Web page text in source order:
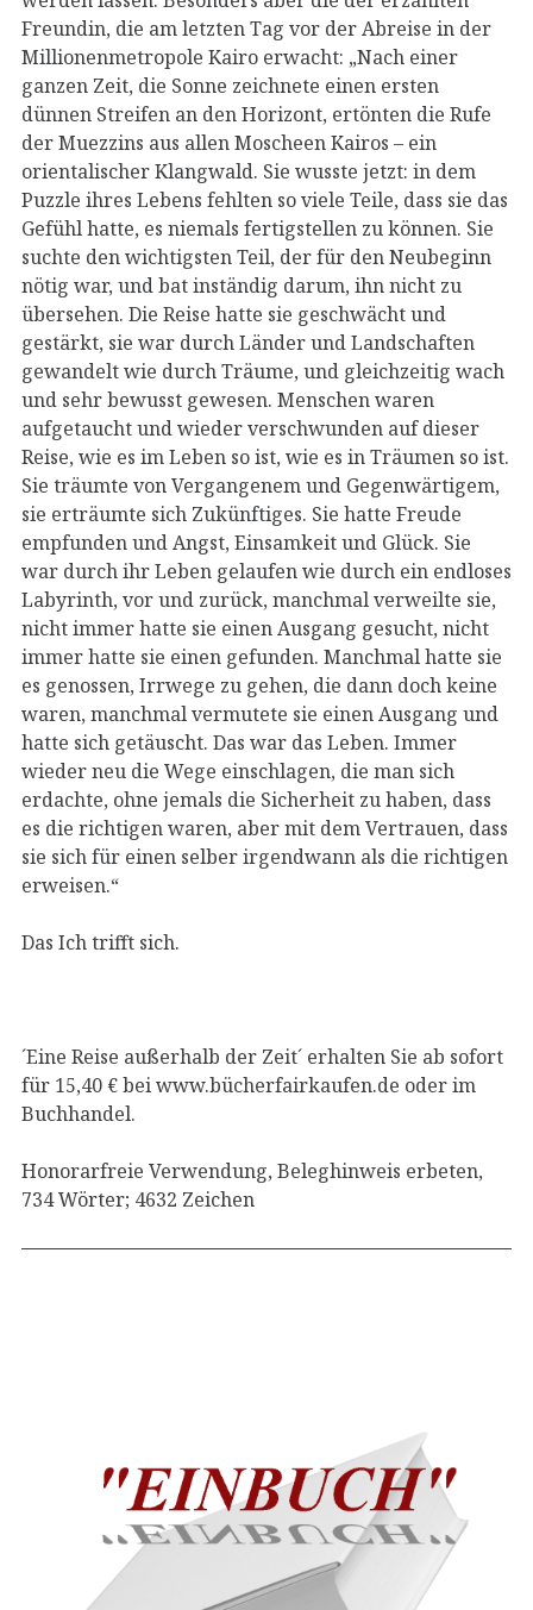
Freundin, die am letzten Tag vor der Abreise in der
Millionenmetropole Kairo erwacht: „Nach einer
ganzen Zeit, die Sonne zeichnete einen ersten
dünnen Streifen an den Horizont, ertönten die Rufe
der Muezzins aus allen Moscheen Kairos – ein
orientalischer Klangwald. Sie wusste jetzt: in dem
Puzzle ihres Lebens fehlten so viele Teile, dass sie das
Gefühl hatte, es niemals fertigstellen zu können. Sie
suchte den wichtigsten Teil, der für den Neubeginn
nötig war, und bat inständig darum, ihn nicht zu
übersehen. Die Reise hatte sie geschwächt und
gestärkt, sie war durch Länder und Landschaften
gewandelt wie durch Träume, und gleichzeitig wach
und sehr bewusst gewesen. Menschen waren
aufgetaucht und wieder verschwunden auf dieser
Reise, wie es im Leben so ist, wie es in Träumen so ist.
Sie träumte von Vergangenem und Gegenwärtigem,
sie erträumte sich Zukünftiges. Sie hatte Freude
empfunden und Angst, Einsamkeit und Glück. Sie
war durch ihr Leben gelaufen wie durch ein endloses
Labyrinth, vor und zurück, manchmal verweilte sie,
nicht immer hatte sie einen Ausgang gesucht, nicht
immer hatte sie einen gefunden. Manchmal hatte sie
es genossen, Irrwege zu gehen, die dann doch keine
waren, manchmal vermutete sie einen Ausgang und
hatte sich getäuscht. Das war das Leben. Immer
wieder neu die Wege einschlagen, die man sich
erdachte, ohne jemals die Sicherheit zu haben, dass
es die richtigen waren, aber mit dem Vertrauen, dass
sie sich für einen selber irgendwann als die richtigen
erweisen.“
Das Ich trifft sich.
´Eine Reise außerhalb der Zeit´ erhalten Sie ab sofort
für 15,40 € bei www.bücherfairkaufen.de oder im
Buchhandel.
Honorarfreie Verwendung, Beleghinweis erbeten,
734 Wörter; 4632 Zeichen